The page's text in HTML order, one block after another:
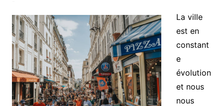
La ville
est en
constant
e
évolution
et nous
nous